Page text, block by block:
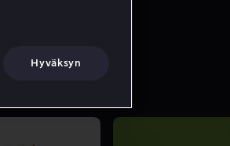
Hyväksyn